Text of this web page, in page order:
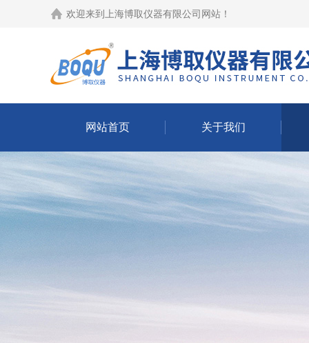
欢迎来到 上海博取仪器有限公司网站 ！
网站首页 关于我们